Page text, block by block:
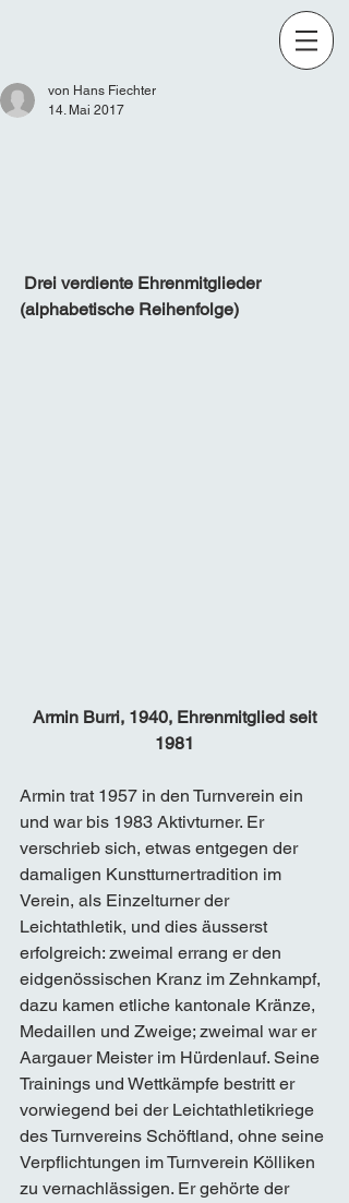
von Hans Fiechter
14. Mai 2017
Drei verdiente Ehrenmitglieder
(alphabetische Reihenfolge)
Armin Burri, 1940, Ehrenmitglied seit
1981
Armin trat 1957 in den Turnverein ein
und war bis 1983 Aktivturner. Er
verschrieb sich, etwas entgegen der
damaligen Kunstturnertradition im
Verein, als Einzelturner der
Leichtathletik, und dies äusserst
erfolgreich: zweimal errang er den
eidgenössischen Kranz im Zehnkampf,
dazu kamen etliche kantonale Kränze,
Medaillen und Zweige; zweimal war er
Aargauer Meister im Hürdenlauf. Seine
Trainings und Wettkämpfe bestritt er
vorwiegend bei der Leichtathletikriege
des Turnvereins Schöftland, ohne seine
Verpflichtungen im Turnverein Kölliken
zu vernachlässigen. Er gehörte der